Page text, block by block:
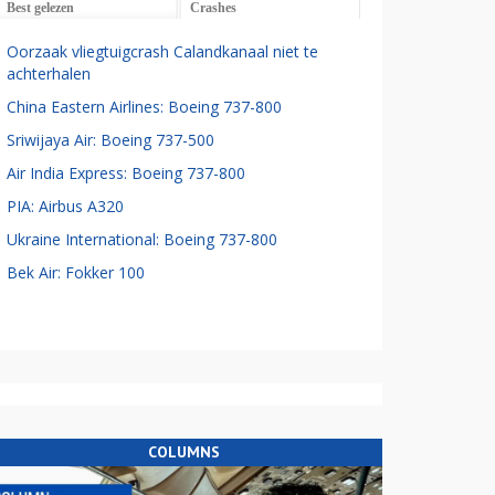
Best gelezen Crashes
Oorzaak vliegtuigcrash Calandkanaal niet te
achterhalen
China Eastern Airlines: Boeing 737-800
Sriwijaya Air: Boeing 737-500
Air India Express: Boeing 737-800
PIA: Airbus A320
Ukraine International: Boeing 737-800
Bek Air: Fokker 100
COLUMNS